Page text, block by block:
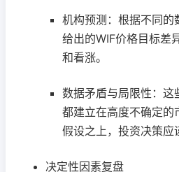
机构预测：根据不同的
给出的WIF价格目标差
和看涨。
数据矛盾与局限性：这
都建立在高度不确定的
假设之上，投资决策应
决定性因素复盘